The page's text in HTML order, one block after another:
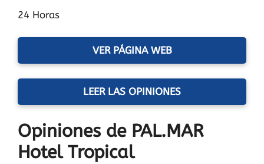
24 Horas
VER PÁGINA WEB
LEER LAS OPINIONES
Opiniones de PAL.MAR
Hotel Tropical